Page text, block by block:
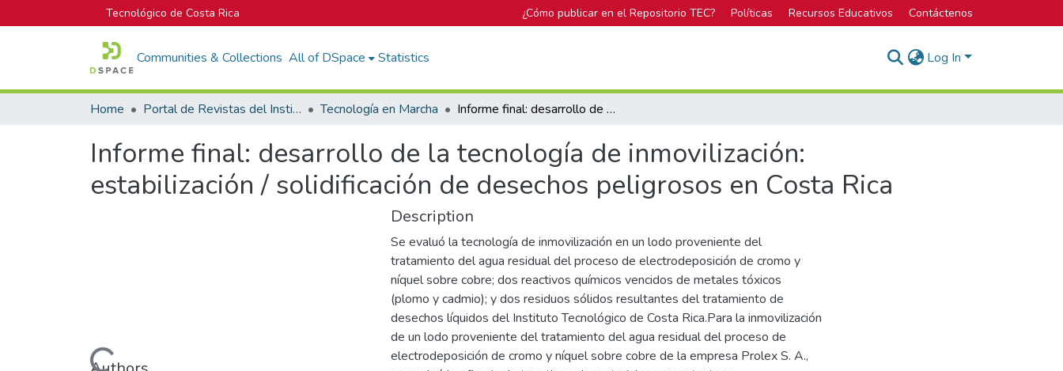
Tecnológico de Costa Rica ¿Cómo publicar en el Repositorio TEC? Políticas Recursos Educativos Contáctenos
Communities & Collections All of DSpace Statistics Log In
Home Portal de Revistas del Instituto Tecnológico de Costa Rica Tecnología en Marcha Informe final: desarrollo de la tecnología de inmovilización: estabilización / solidificación de desechos peligrosos en Costa Rica
Informe final: desarrollo de la tecnología de inmovilización:
estabilización / solidificación de desechos peligrosos en Costa Rica
Description
Se evaluó la tecnología de inmovilización en un lodo proveniente del
tratamiento del agua residual del proceso de electrodeposición de cromo y
níquel sobre cobre; dos reactivos químicos vencidos de metales tóxicos
(plomo y cadmio); y dos residuos sólidos resultantes del tratamiento de
desechos líquidos del Instituto Tecnológico de Costa Rica.Para la inmovilización
de un lodo proveniente del tratamiento del agua residual del proceso de
electrodeposición de cromo y níquel sobre cobre de la empresa Prolex S. A.,